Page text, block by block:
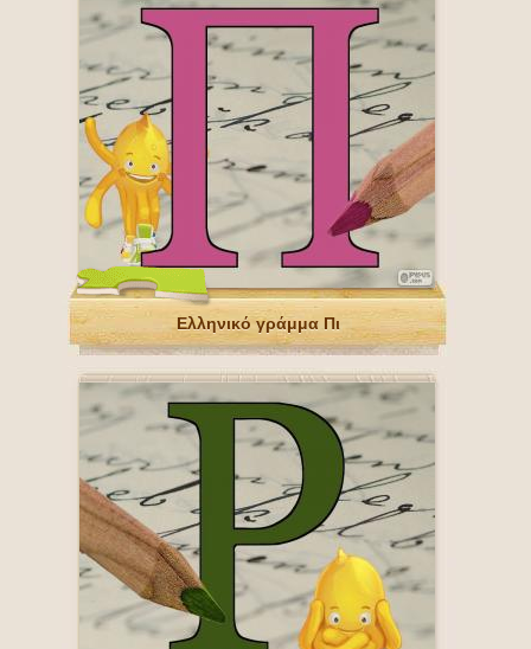
Ελληνικό γράμμα Πι